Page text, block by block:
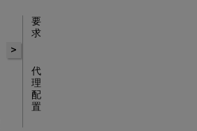
>
要
求
代
理
配
置